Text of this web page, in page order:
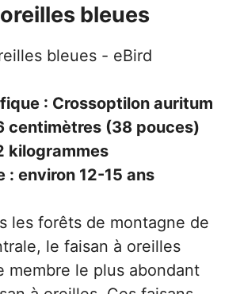
bleues
: Crossoptilon auritum
centimètres (38 pouces)
kilogrammes
: environ 12-15 ans
les forêts de montagne de
le faisan à oreilles
membre le plus abondant